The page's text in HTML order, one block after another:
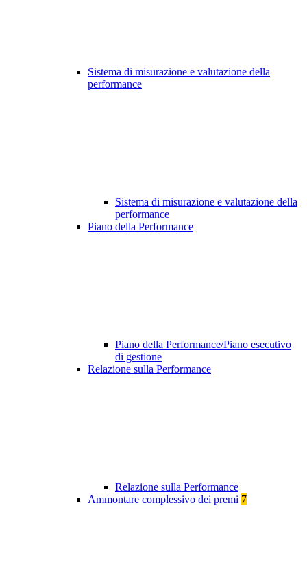
Sistema di misurazione e valutazione della
performance
Sistema di misurazione e valutazione della
performance
Piano della Performance
Piano della Performance/Piano esecutivo
di gestione
Relazione sulla Performance
Relazione sulla Performance
Ammontare complessivo dei premi 7